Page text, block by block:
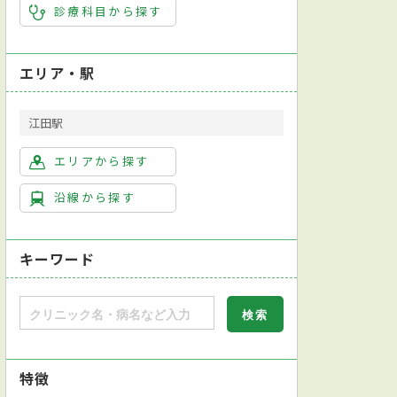
診療科目から探す
エリア・駅
江田駅
エリアから探す
沿線から探す
キーワード
特徴